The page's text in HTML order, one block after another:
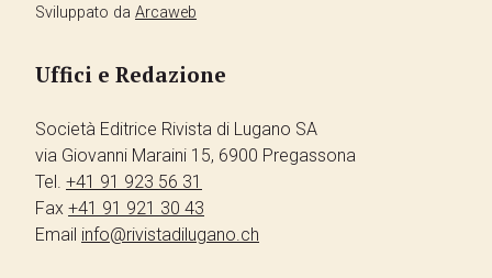
Sviluppato da Arcaweb
Uffici e Redazione
Società Editrice Rivista di Lugano SA
via Giovanni Maraini 15, 6900 Pregassona
Tel. +41 91 923 56 31
Fax +41 91 921 30 43
Email info@rivistadilugano.ch